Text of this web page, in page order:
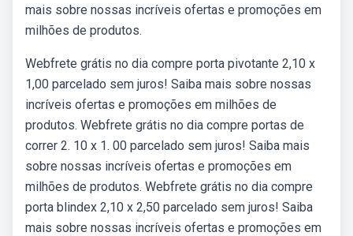
mais sobre nossas incríveis ofertas e promoções em
milhões de produtos.
Webfrete grátis no dia compre porta pivotante 2,10 x
1,00 parcelado sem juros! Saiba mais sobre nossas
incríveis ofertas e promoções em milhões de
produtos. Webfrete grátis no dia compre portas de
correr 2. 10 x 1. 00 parcelado sem juros! Saiba mais
sobre nossas incríveis ofertas e promoções em
milhões de produtos. Webfrete grátis no dia compre
porta blindex 2,10 x 2,50 parcelado sem juros! Saiba
mais sobre nossas incríveis ofertas e promoções em